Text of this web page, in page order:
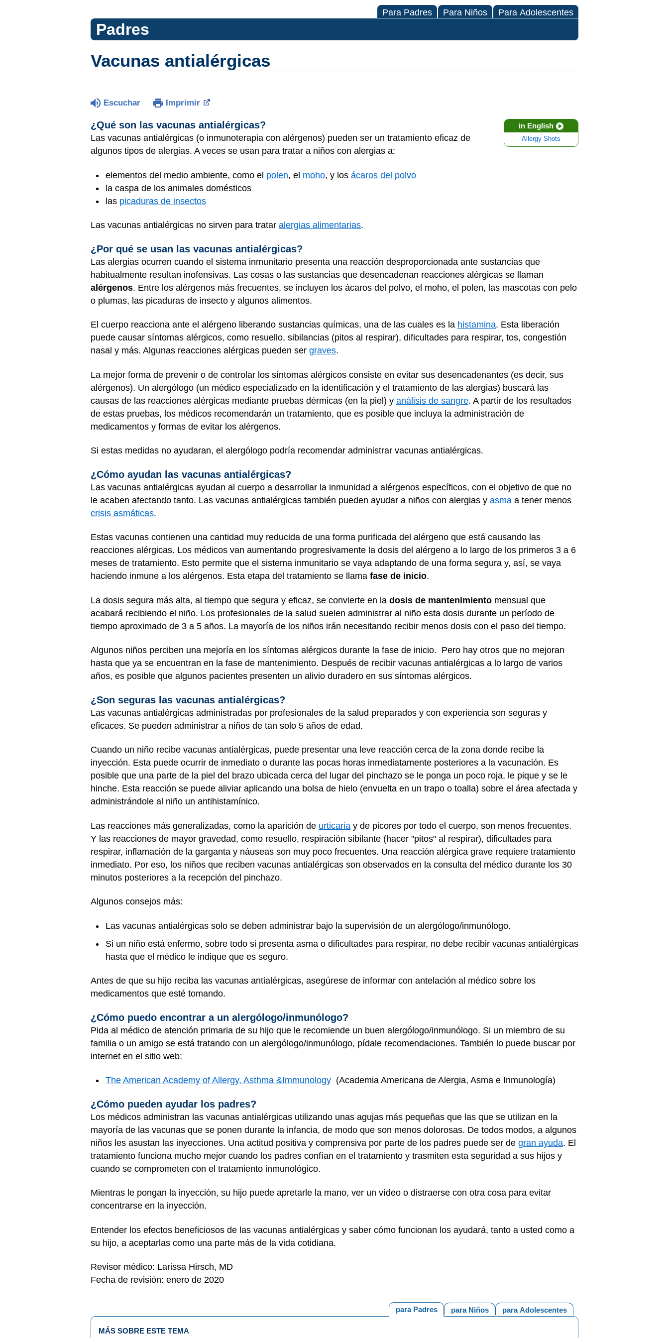
Para Padres Para Niños Para Adolescentes
Padres
Vacunas antialérgicas
Escuchar Imprimir
in English
Allergy Shots
¿Qué son las vacunas antialérgicas?
Las vacunas antialérgicas (o inmunoterapia con alérgenos) pueden ser un tratamiento eficaz de
algunos tipos de alergias. A veces se usan para tratar a niños con alergias a:
elementos del medio ambiente, como el polen, el moho, y los ácaros del polvo
la caspa de los animales domésticos
las picaduras de insectos
Las vacunas antialérgicas no sirven para tratar alergias alimentarias.
¿Por qué se usan las vacunas antialérgicas?
Las alergias ocurren cuando el sistema inmunitario presenta una reacción desproporcionada ante sustancias que
habitualmente resultan inofensivas. Las cosas o las sustancias que desencadenan reacciones alérgicas se llaman
alérgenos. Entre los alérgenos más frecuentes, se incluyen los ácaros del polvo, el moho, el polen, las mascotas con pelo
o plumas, las picaduras de insecto y algunos alimentos.
El cuerpo reacciona ante el alérgeno liberando sustancias químicas, una de las cuales es la histamina. Esta liberación
puede causar síntomas alérgicos, como resuello, sibilancias (pitos al respirar), dificultades para respirar, tos, congestión
nasal y más. Algunas reacciones alérgicas pueden ser graves.
La mejor forma de prevenir o de controlar los síntomas alérgicos consiste en evitar sus desencadenantes (es decir, sus
alérgenos). Un alergólogo (un médico especializado en la identificación y el tratamiento de las alergias) buscará las
causas de las reacciones alérgicas mediante pruebas dérmicas (en la piel) y análisis de sangre. A partir de los resultados
de estas pruebas, los médicos recomendarán un tratamiento, que es posible que incluya la administración de
medicamentos y formas de evitar los alérgenos.
Si estas medidas no ayudaran, el alergólogo podría recomendar administrar vacunas antialérgicas.
¿Cómo ayudan las vacunas antialérgicas?
Las vacunas antialérgicas ayudan al cuerpo a desarrollar la inmunidad a alérgenos específicos, con el objetivo de que no
le acaben afectando tanto. Las vacunas antialérgicas también pueden ayudar a niños con alergias y asma a tener menos
crisis asmáticas.
Estas vacunas contienen una cantidad muy reducida de una forma purificada del alérgeno que está causando las
reacciones alérgicas. Los médicos van aumentando progresivamente la dosis del alérgeno a lo largo de los primeros 3 a 6
meses de tratamiento. Esto permite que el sistema inmunitario se vaya adaptando de una forma segura y, así, se vaya
haciendo inmune a los alérgenos. Esta etapa del tratamiento se llama fase de inicio.
La dosis segura más alta, al tiempo que segura y eficaz, se convierte en la dosis de mantenimiento mensual que
acabará recibiendo el niño. Los profesionales de la salud suelen administrar al niño esta dosis durante un período de
tiempo aproximado de 3 a 5 años. La mayoría de los niños irán necesitando recibir menos dosis con el paso del tiempo.
Algunos niños perciben una mejoría en los síntomas alérgicos durante la fase de inicio. Pero hay otros que no mejoran
hasta que ya se encuentran en la fase de mantenimiento. Después de recibir vacunas antialérgicas a lo largo de varios
años, es posible que algunos pacientes presenten un alivio duradero en sus síntomas alérgicos.
¿Son seguras las vacunas antialérgicas?
Las vacunas antialérgicas administradas por profesionales de la salud preparados y con experiencia son seguras y
eficaces. Se pueden administrar a niños de tan solo 5 años de edad.
Cuando un niño recibe vacunas antialérgicas, puede presentar una leve reacción cerca de la zona donde recibe la
inyección. Esta puede ocurrir de inmediato o durante las pocas horas inmediatamente posteriores a la vacunación. Es
posible que una parte de la piel del brazo ubicada cerca del lugar del pinchazo se le ponga un poco roja, le pique y se le
hinche. Esta reacción se puede aliviar aplicando una bolsa de hielo (envuelta en un trapo o toalla) sobre el área afectada y
administrándole al niño un antihistamínico.
Las reacciones más generalizadas, como la aparición de urticaria y de picores por todo el cuerpo, son menos frecuentes.
Y las reacciones de mayor gravedad, como resuello, respiración sibilante (hacer "pitos" al respirar), dificultades para
respirar, inflamación de la garganta y náuseas son muy poco frecuentes. Una reacción alérgica grave requiere tratamiento
inmediato. Por eso, los niños que reciben vacunas antialérgicas son observados en la consulta del médico durante los 30
minutos posteriores a la recepción del pinchazo.
Algunos consejos más:
Las vacunas antialérgicas solo se deben administrar bajo la supervisión de un alergólogo/inmunólogo.
Si un niño está enfermo, sobre todo si presenta asma o dificultades para respirar, no debe recibir vacunas antialérgicas
hasta que el médico le indique que es seguro.
Antes de que su hijo reciba las vacunas antialérgicas, asegúrese de informar con antelación al médico sobre los
medicamentos que esté tomando.
¿Cómo puedo encontrar a un alergólogo/inmunólogo?
Pida al médico de atención primaria de su hijo que le recomiende un buen alergólogo/inmunólogo. Si un miembro de su
familia o un amigo se está tratando con un alergólogo/inmunólogo, pídale recomendaciones. También lo puede buscar por
internet en el sitio web:
The American Academy of Allergy, Asthma &Immunology (Academia Americana de Alergia, Asma e Inmunología)
¿Cómo pueden ayudar los padres?
Los médicos administran las vacunas antialérgicas utilizando unas agujas más pequeñas que las que se utilizan en la
mayoría de las vacunas que se ponen durante la infancia, de modo que son menos dolorosas. De todos modos, a algunos
niños les asustan las inyecciones. Una actitud positiva y comprensiva por parte de los padres puede ser de gran ayuda. El
tratamiento funciona mucho mejor cuando los padres confían en el tratamiento y trasmiten esta seguridad a sus hijos y
cuando se comprometen con el tratamiento inmunológico.
Mientras le pongan la inyección, su hijo puede apretarle la mano, ver un vídeo o distraerse con otra cosa para evitar
concentrarse en la inyección.
Entender los efectos beneficiosos de las vacunas antialérgicas y saber cómo funcionan los ayudará, tanto a usted como a
su hijo, a aceptarlas como una parte más de la vida cotidiana.
Revisor médico: Larissa Hirsch, MD
Fecha de revisión: enero de 2020
para Adolescentes
para Niños
para Padres
MÁS SOBRE ESTE TEMA